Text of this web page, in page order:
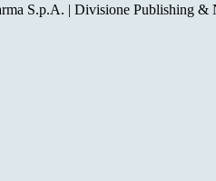
S.p.A. | Divisione Publishing &